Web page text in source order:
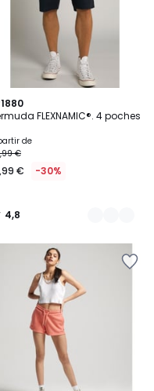
FLEXNAMIC®. 4 poches
de
€
€ -30%
4,8